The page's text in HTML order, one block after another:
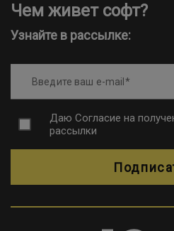
Чем живет софт?
Узнайте в рассылке:
Введите ваш e-mail
Даю Согласие на
рассылки